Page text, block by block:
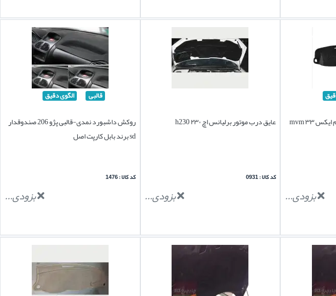
روکش داشبورد-قالبی ام وی ام ایکس ۳۳ mvm
بزودی...
عایق درب موتور برلیانس اچ ۲۳۰ h230
کد کالا : 0931
بزودی...
قالبی الگوی دقیق
روکش داشبورد نمدی-قالبی پژو 206 صندوقدار
sd برند بابل کارپت اصل
کد کالا : 1476
بزودی...